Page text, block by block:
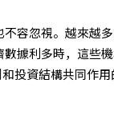
容忽視。越來越多
據利多時，這些
投資結構共同作